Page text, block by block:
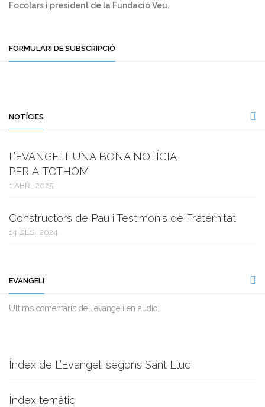
Focolars i president de la Fundació Veu.
FORMULARI DE SUBSCRIPCIÓ
NOTÍCIES
L’EVANGELI: UNA BONA NOTÍCIA
PER A TOTHOM
1 ABR., 2025
Constructors de Pau i Testimonis de Fraternitat
14 DES., 2024
EVANGELI
Ùltims comentaris de l'evangeli en àudio:
Índex de L’Evangeli segons Sant Lluc
Índex temàtic